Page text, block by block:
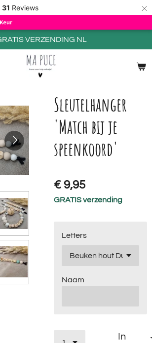
31 Reviews ×
VERZENDING NL
Sleutelhanger
'Match bij je
speenkoord'
€ 9,95
GRATIS verzending
Letters
Naam
In